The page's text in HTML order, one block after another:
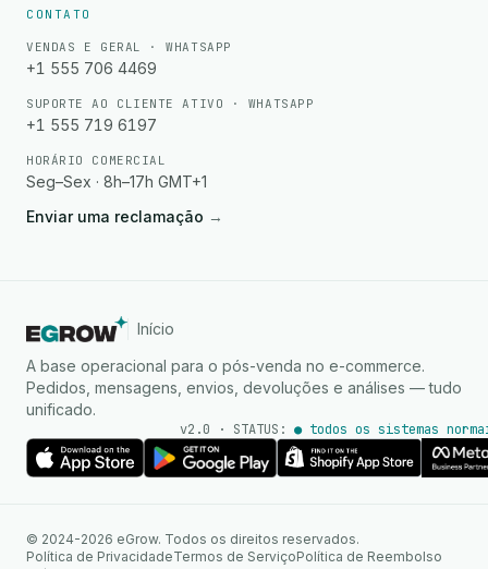
CONTATO
VENDAS E GERAL · WHATSAPP
+1 555 706 4469
SUPORTE AO CLIENTE ATIVO · WHATSAPP
+1 555 719 6197
HORÁRIO COMERCIAL
Seg–Sex · 8h–17h GMT+1
Enviar uma reclamação →
Início
A base operacional para o pós-venda no e-commerce.
Pedidos, mensagens, envios, devoluções e análises — tudo
unificado.
v2.0 · STATUS: ● todos os sistemas
© 2024-2026 eGrow. Todos os direitos reservados.
Política de PrivacidadeTermos de ServiçoPolítica de Reembolso
WhatsApp